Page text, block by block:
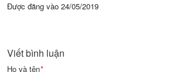
Được đăng vào 24/05/2019
Viết bình luận
Họ và tên*